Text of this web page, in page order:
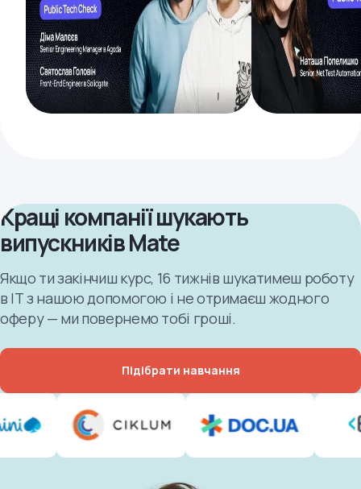
Кращі компанії шукають
випускників Mate
Якщо ти закінчиш курс, 16 тижнів шукатимеш роботу
в ІТ з нашою допомогою і не отримаєш жодного
оферу — ми повернемо тобі гроші.
Підібрати навчання